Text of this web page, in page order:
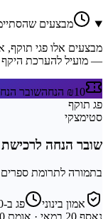
מבצעים
מבצעים אלו פגי
— מועיל להערכת היקף
₪10 הנחה שובר
פג תוקף
סטימצקי
שובר הנחה
בתמורה לתרומת ספרים
אמון בינוני פג ב-20 במאי
נאסף 20 במאי
· אומת 20 במאי